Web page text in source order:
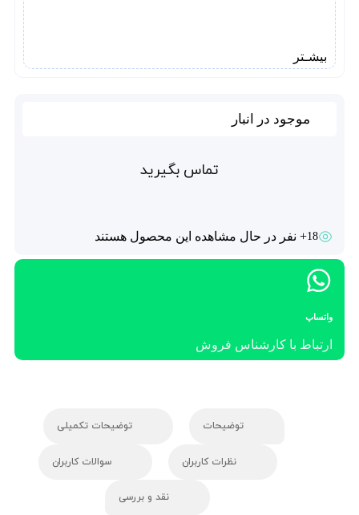
بیشـتر
موجود در انبار
تماس بگیرید
18+ نفر در حال مشاهده این محصول هستند
واتساپ
ارتباط با کارشناس فروش
توضیحات توضیحات تکمیلی
نظرات کاربران سوالات کاربران
نقد و بررسی